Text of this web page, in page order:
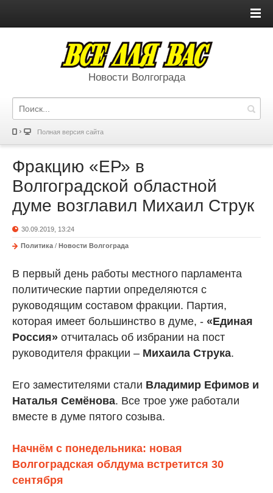
Новости Волгограда
Полная версия сайта
Фракцию «ЕР» в
Волгоградской областной
думе возглавил Михаил Струк
30.09.2019, 13:24
Политика / Новости Волгограда
В первый день работы местного парламента
политические партии определяются с
руководящим составом фракции. Партия,
которая имеет большинство в думе, - «Единая
Россия» отчиталась об избрании на пост
руководителя фракции – Михаила Струка.
Его заместителями стали Владимир Ефимов и
Наталья Семёнова. Все трое уже работали
вместе в думе пятого созыва.
Начнём с понедельника: новая
Волгоградская облдума встретится 30
сентября